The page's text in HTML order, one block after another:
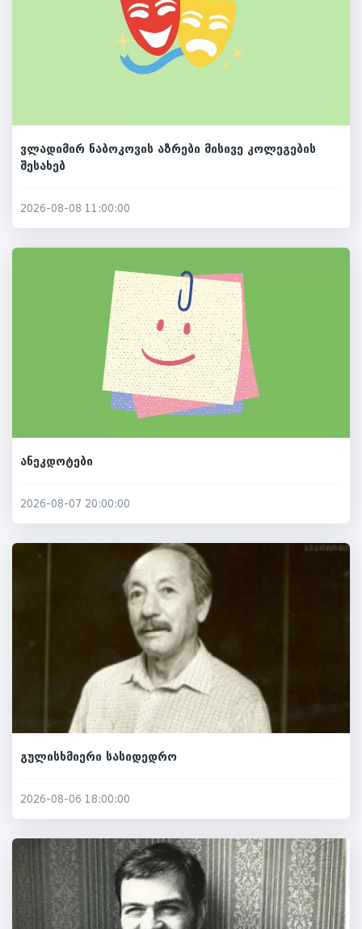
ვლადიმირ ნაბოკოვის აზრები მისივე კოლეგების
შესახებ
2026-08-08 11:00:00
ანეკდოტები
2026-08-07 20:00:00
გულისხმიერი სასიდედრო
2026-08-06 18:00:00